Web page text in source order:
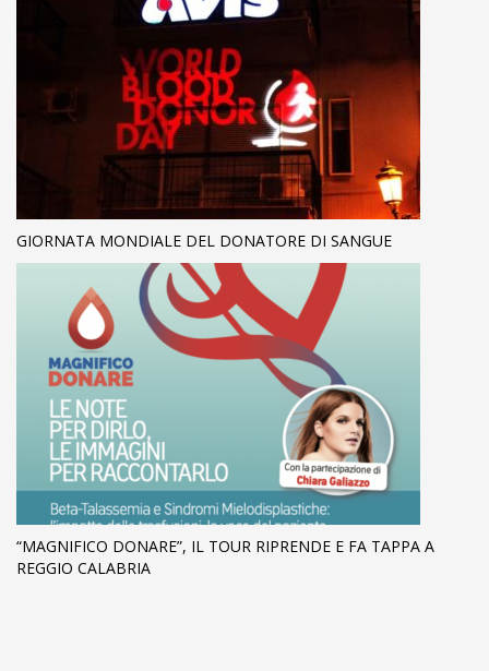
GIORNATA MONDIALE DEL DONATORE DI SANGUE
“MAGNIFICO DONARE”, IL TOUR RIPRENDE E FA TAPPA A
REGGIO CALABRIA